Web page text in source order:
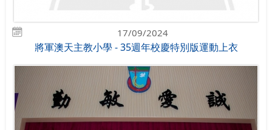
17/09/2024
將軍澳天主教小學 - 35週年校慶特別版運動上衣